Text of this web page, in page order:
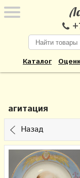
Каталог
агитация
Назад